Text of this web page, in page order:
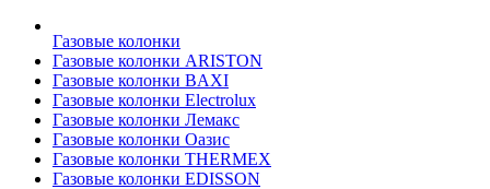
Газовые колонки
Газовые колонки ARISTON
Газовые колонки BAXI
Газовые колонки Electrolux
Газовые колонки Лемакс
Газовые колонки Оазис
Газовые колонки THERMEX
Газовые колонки EDISSON